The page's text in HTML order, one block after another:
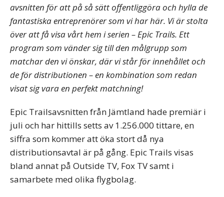
avsnitten för att på så sätt offentliggöra och hylla de
fantastiska entreprenörer som vi har här. Vi är stolta
över att få visa vårt hem i serien – Epic Trails. Ett
program som vänder sig till den målgrupp som
matchar den vi önskar, där vi står för innehållet och
de för distributionen – en kombination som redan
visat sig vara en perfekt matchning!
Epic Trailsavsnitten från Jämtland hade premiär i
juli och har hittills setts av 1.256.000 tittare, en
siffra som kommer att öka stort då nya
distributionsavtal är på gång. Epic Trails visas
bland annat på Outside TV, Fox TV samt i
samarbete med olika flygbolag.